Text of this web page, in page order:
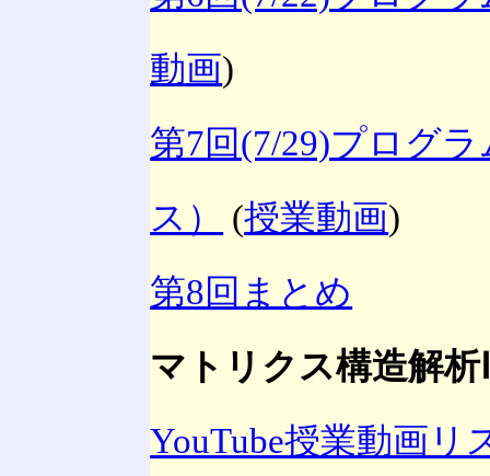
動画)
第7回(7/29)プログ
ス）
(授業動画)
第8回まとめ
マトリクス構造解
YouTube授業動画リ